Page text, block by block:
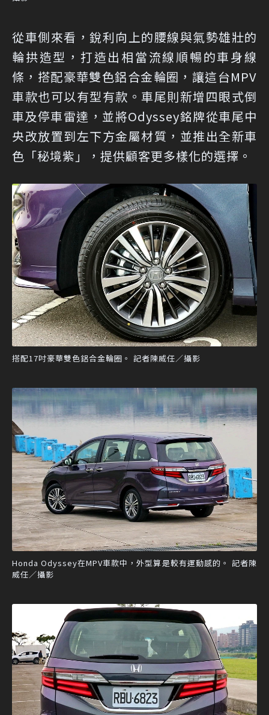
從車側來看，銳利向上的腰線與氣勢雄壯的
輪拱造型，打造出相當流線順暢的車身線
條，搭配豪華雙色鋁合金輪圈，讓這台MPV
車款也可以有型有款。車尾則新增四眼式倒
車及停車雷達，並將Odyssey銘牌從車尾中
央改放置到左下方金屬材質，並推出全新車
色「秘境紫」，提供顧客更多樣化的選擇。
搭配17吋豪華雙色鋁合金輪圈。 記者陳威任／攝影
Honda Odyssey在MPV車款中，外型算是較有運動感的。 記者陳
威任／攝影